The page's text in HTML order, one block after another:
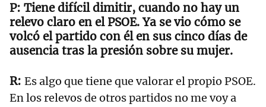
Tiene difícil dimitir, cuando no hay un
relevo claro en el PSOE. Ya se vio cómo se
volcó el partido con él en sus cinco días de
ausencia tras la presión sobre su mujer.
Es algo que tiene que valorar el propio PSOE.
En los relevos de otros partidos no me voy a